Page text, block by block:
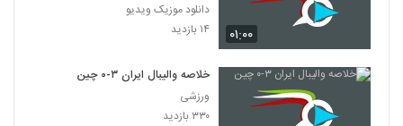
۰۱:۰۰
دانلود موزیک ویدیو
۱۴ بازدید
خلاصه والیبال ایران ۳-۰ چین
ورزشی
۳۳۰ بازدید